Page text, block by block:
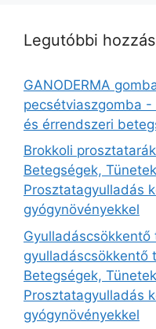
Legutóbbi
GANODERMA
pecsétviaszgomba -
és érrendszeri
Brokkoli
Betegségek,
Prosztatagyulladás
gyógynövényekkel
Gyulladáscsökkentő
gyulladáscsökkentő
Betegségek,
Prosztatagyulladás
gyógynövényekkel